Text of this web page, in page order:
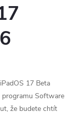
17 Beta
Software
že budete chtít